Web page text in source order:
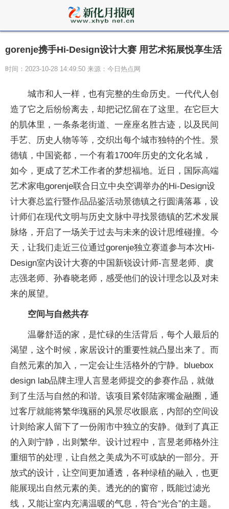
gorenje携手Hi-Design设计大赛 用艺术拓展悦享生活
时间：2023-10-28 14:49:50 来源：今日热点网
城市和人一样，也有完整的生命历史。一代代人创
造了它之后纷纷离去，却把记忆留在了这里。在它巨大
的肌体里，一条条老街道、一座座名胜古迹，以及民间
手艺、历史人物等等，交织出每个城市独特的个性。景
德镇，中国瓷都，一个有着1700年历史的文化名城，
如今，更成了艺术工作者的梦想福地。近日，国际高端
艺术家电gorenje联合日立中央空调举办的Hi-Design设
计大赛总监行暨作品品鉴活动景德镇之行圆满落幕，设
计师们在现代文明与历史文脉中寻找景德镇的艺术发展
脉络，开启了一场关于过去与未来的设计思维碰撞。今
天，让我们走近三位通过gorenje独立赛道参与本次Hi-
Design室内设计大赛的中国新锐设计师-言昱老师、虞
志强老师、孙春晓老师，感受他们的设计理念以及对未
来的展望。
空间与自然共存
温馨舒适的家，是忙碌的生活背后，每个人最后的
渴望，这个时候，家居设计的重要性就凸显出来了。而
自然元素的加入，一定会让生活格外的宁静。bluebox
design lab品牌主理人言昱老师提交的参赛作品，就做
到了生活与自然的和谐。该项目紧邻陆家嘴金融圈，通
过客厅就能将繁华瑰丽的风景尽收眼底，内部的空间设
计则给家人留下了一份闹市中独立的安静。做到了真正
的入则宁静，出则繁华。设计过程中，言昱老师格外注
重细节的处理，让自然之美成为不可或缺的一部分。开
放式的设计，让空间更加通透，各种绿植的融入，也更
能展现出自然元素的美。透光的的窗帘，既能过滤光
线，又能让室内充满温暖的气息，符合“光合”的主题。